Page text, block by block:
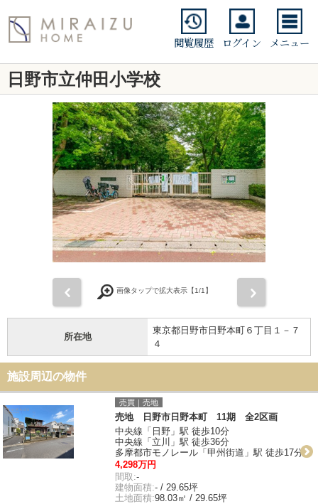
閲覧履歴 ログイン メニュー
日野市立仲田小学校
画像タップで拡大表示【1/1】
所在地
東京都日野市日野本町６丁目１－７
４
施設周辺の物件
売買｜売地
売地 日野市日野本町 11期 全2区画
中央線「日野」駅 徒歩10分
中央線「立川」駅 徒歩36分
多摩都市モノレール「甲州街道」駅 徒歩17分
4,298万円
間取:-
建物面積:- / 29.65坪
土地面積:98.03㎡ / 29.65坪